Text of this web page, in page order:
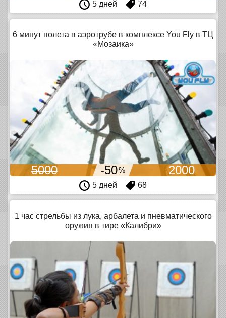
5 дней 74
6 минут полета в аэротрубе в комплексе You Fly в ТЦ
«Мозаика»
5000 -50% 2000
5 дней 68
1 час стрельбы из лука, арбалета и пневматического
оружия в тире «Калибри»